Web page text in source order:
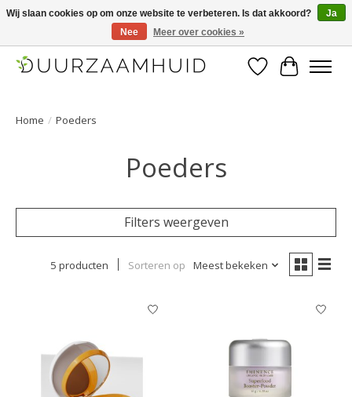
Duurzaamhuid, uw duurzame weg naar een mooie, gezonde huid.
Verlanglijst
Home / Poeders
Poeders
Filters weergeven
5 producten Sorteren op Meest bekeken
Wij slaan cookies op om onze website te verbeteren. Is dat akkoord?
Ja
Nee
Meer over cookies »